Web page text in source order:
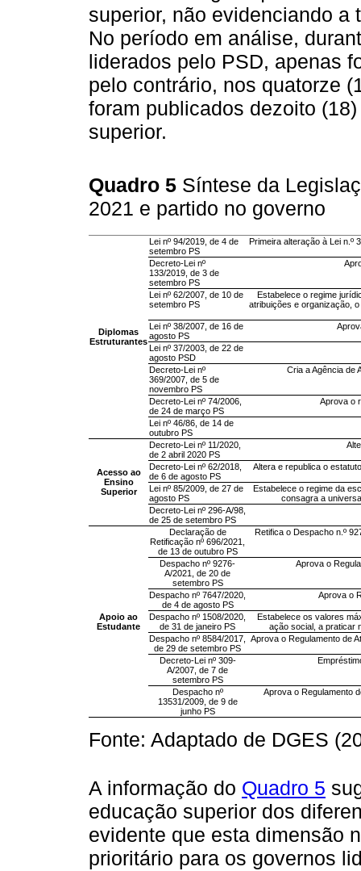
superior, não evidenciando
No período em análise,
liderados pelo PSD, apenas
pelo contrário, nos quatorze
foram publicados dezoito
superior.
Quadro 5 Síntese da
2021 e partido no governo
Diplomas
Estruturantes
Lei nº 94/2019, de 4 de
setembro PS
Primeira alteração à Lei n.º
Decreto-Lei nº
133/2019, de 3 de
setembro PS
Lei nº 62/2007, de 10 de
setembro PS
Estabelece o regime
atribuições e organização,
Lei nº 38/2007, de 16 de
agosto PS
Lei nº 37/2003, de 22 de
agosto PSD
Decreto-Lei nº
369/2007, de 5 de
novembro PS
Cria a Agência de
Decreto-Lei nº 74/2006,
de 24 de março PS
Aprova o
Lei nº 46/86, de 14 de
outubro PS
Acesso ao
Ensino
Superior
Decreto-Lei nº 11/2020,
de 2 abril 2020 PS
Decreto-Lei nº 62/2018,
de 6 de agosto PS
Altera e republica o
Lei nº 85/2009, de 27 de
agosto PS
Estabelece o regime da
consagra a
Decreto-Lei nº 296-A/98,
de 25 de setembro PS
Apoio ao
Estudante
Declaração de
Retificação nº 696/2021,
de 13 de outubro PS
Retifica o Despacho n.º
Despacho nº 9276-
A/2021, de 20 de
setembro PS
Aprova o
Despacho nº 7647/2020,
de 4 de agosto PS
Aprova o
Despacho nº 1508/2020,
de 31 de janeiro PS
Estabelece os valores
ação social, a praticar
Despacho nº 8584/2017,
de 29 de setembro PS
Aprova o Regulamento de
Decreto-Lei nº 309-
A/2007, de 7 de
setembro PS
Despacho nº
13531/2009, de 9 de
junho PS
Aprova o Regulamento
Fonte: Adaptado de DGES
A informação do Quadro 5
educação superior dos
evidente que esta dimensão
prioritário para os governos